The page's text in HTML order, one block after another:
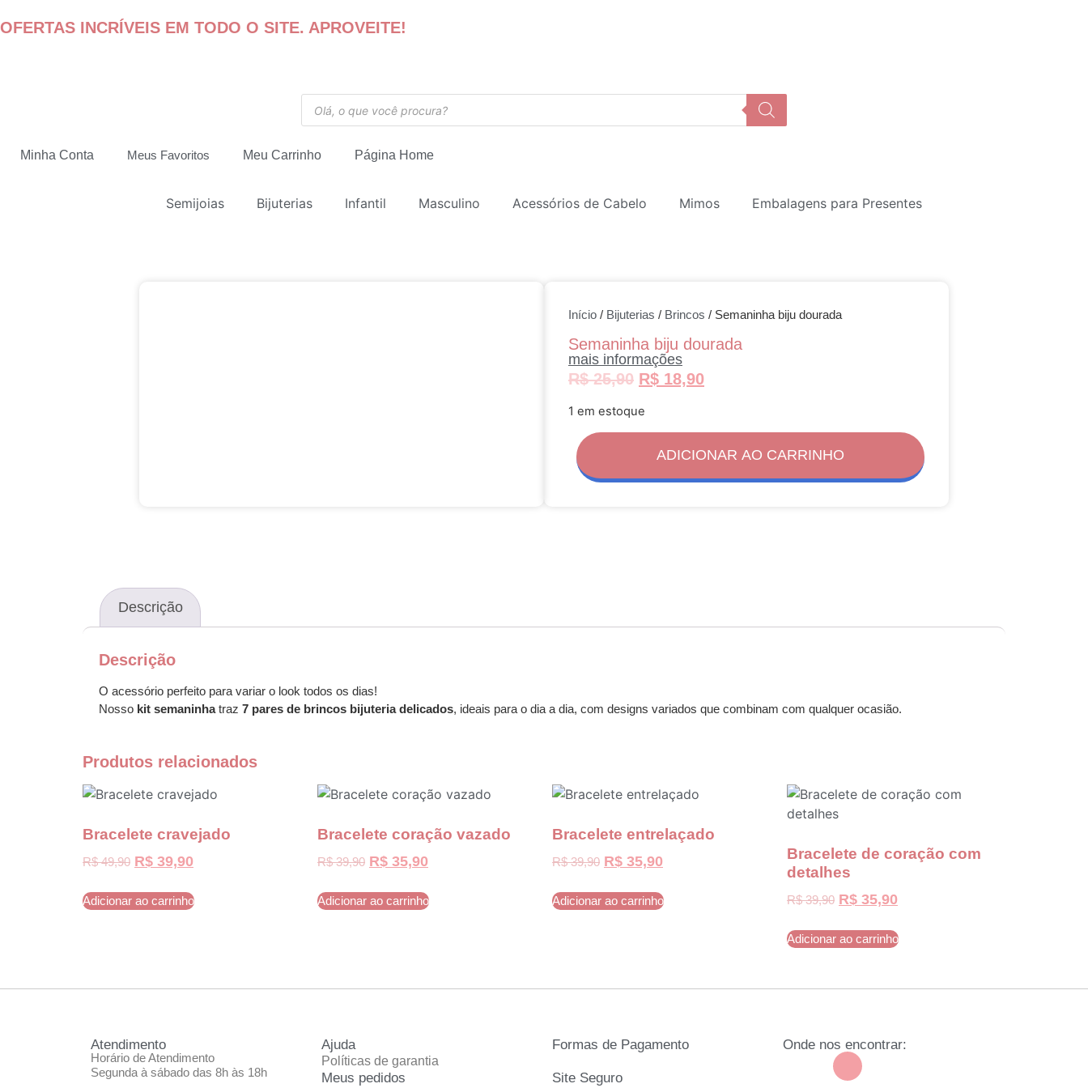
OFERTAS INCRÍVEIS EM TODO O SITE. APROVEITE!
Minha Conta Meus Favoritos Meu Carrinho Página Home
Semijoias Bijuterias Infantil Masculino Acessórios de Cabelo Mimos Embalagens para Presentes
Início / Bijuterias / Brincos / Semaninha biju dourada
Semaninha biju dourada
mais informações
R$25,90 R$ 18,90
1 em estoque
ADICIONAR AO CARRINHO
Descrição
Descrição
O acessório perfeito para variar o look todos os dias!
Nosso kit semaninhatraz 7 pares de brincos bijuteria delicados, ideais para o dia a dia, com designs variados que combinam com qualquer ocasião.
Produtos relacionados
Bracelete cravejado
R$49,90 R$ 39,90
Adicionar ao carrinho
Bracelete coração vazado
R$39,90 R$ 35,90
Adicionar ao carrinho
Bracelete entrelaçado
R$39,90 R$ 35,90
Adicionar ao carrinho
Bracelete de coração com
detalhes
R$39,90 R$ 35,90
Adicionar ao carrinho
Atendimento
Horário de Atendimento
Segunda à sábado das 8h às 18h
Ajuda
Políticas de garantia
Meus pedidos
Formas de Pagamento
Site Seguro
Onde nos encontrar: